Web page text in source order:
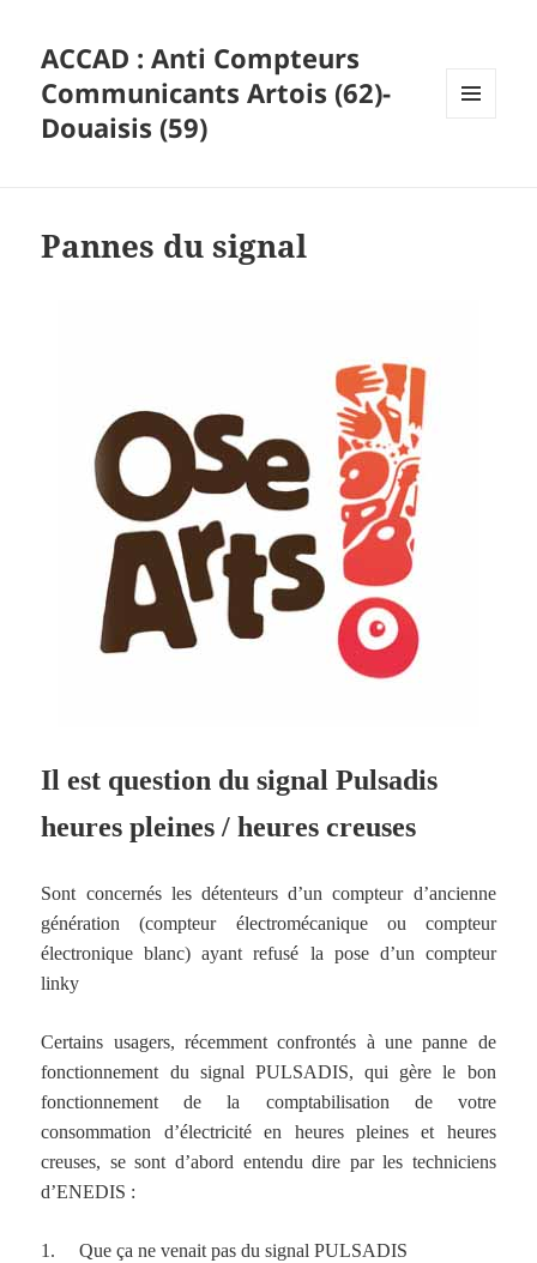
ACCAD : Anti Compteurs
Communicants Artois (62)-
Douaisis (59)
Pannes du signal
Il est question du signal Pulsadis
heures pleines / heures creuses
Sont concernés les détenteurs d’un compteur d’ancienne
génération (compteur électromécanique ou compteur
électronique blanc) ayant refusé la pose d’un compteur
linky
Certains usagers, récemment confrontés à une panne de
fonctionnement du signal PULSADIS, qui gère le bon
fonctionnement de la comptabilisation de votre
consommation d’électricité en heures pleines et heures
creuses, se sont d’abord entendu dire par les techniciens
d’ENEDIS :
1. Que ça ne venait pas du signal PULSADIS